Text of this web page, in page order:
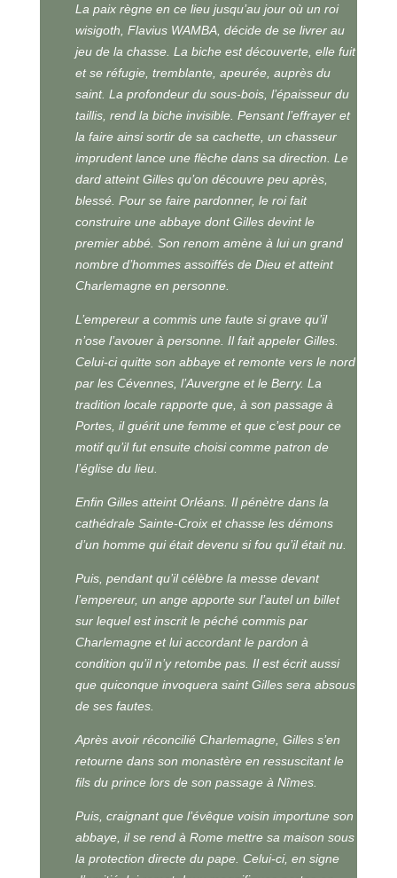
La paix règne en ce lieu jusqu’au jour où un roi
wisigoth, Flavius WAMBA, décide de se livrer au
jeu de la chasse. La biche est découverte, elle fuit
et se réfugie, tremblante, apeurée, auprès du
saint. La profondeur du sous-bois, l’épaisseur du
taillis, rend la biche invisible. Pensant l’effrayer et
la faire ainsi sortir de sa cachette, un chasseur
imprudent lance une flèche dans sa direction. Le
dard atteint Gilles qu’on découvre peu après,
blessé. Pour se faire pardonner, le roi fait
construire une abbaye dont Gilles devint le
premier abbé. Son renom amène à lui un grand
nombre d’hommes assoiffés de Dieu et atteint
Charlemagne en personne.
L’empereur a commis une faute si grave qu’il
n’ose l’avouer à personne. Il fait appeler Gilles.
Celui-ci quitte son abbaye et remonte vers le nord
par les Cévennes, l’Auvergne et le Berry. La
tradition locale rapporte que, à son passage à
Portes, il guérit une femme et que c’est pour ce
motif qu’il fut ensuite choisi comme patron de
l’église du lieu.
Enfin Gilles atteint Orléans. Il pénètre dans la
cathédrale Sainte-Croix et chasse les démons
d’un homme qui était devenu si fou qu’il était nu.
Puis, pendant qu’il célèbre la messe devant
l’empereur, un ange apporte sur l’autel un billet
sur lequel est inscrit le péché commis par
Charlemagne et lui accordant le pardon à
condition qu’il n’y retombe pas. Il est écrit aussi
que quiconque invoquera saint Gilles sera absous
de ses fautes.
Après avoir réconcilié Charlemagne, Gilles s’en
retourne dans son monastère en ressuscitant le
fils du prince lors de son passage à Nîmes.
Puis, craignant que l’évêque voisin importune son
abbaye, il se rend à Rome mettre sa maison sous
la protection directe du pape. Celui-ci, en signe